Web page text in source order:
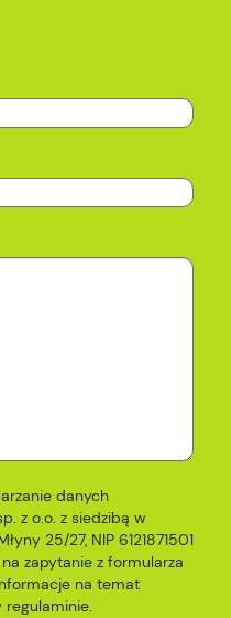
danych
z o.o. z siedzibą w
25/27, NIP 6121871501
zapytanie z formularza
na temat
regulaminie.